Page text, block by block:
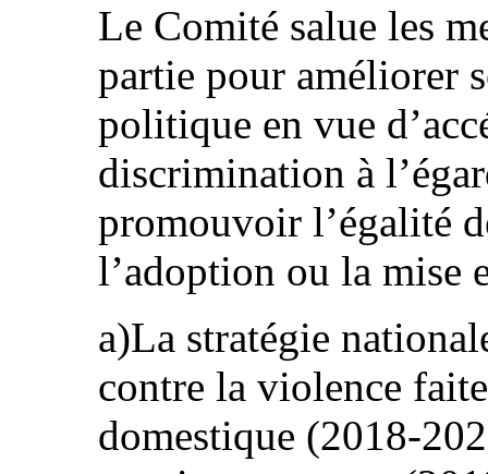
Le Comité salue les
partie pour améliorer
politique en vue
discrimination à
promouvoir l’égalité
l’adoption ou la mise
a)La stratégie
contre la violence
domestique (2018-